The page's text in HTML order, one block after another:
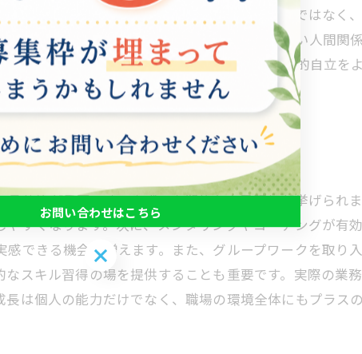
によると、自己成長はただのスキル向上だけではなく
のコミュニケーションにも活かされ、より良い人間関
得に留まらず、全体的な人間力を高め、職業的自立を
まることを忘れてはなりません。
体策が重要です。まず、定期的な自己評価が挙げられ
すくなります。次に、メンタリングやコーチングが有
できる機会が増えます。また、グループワークを取り
スキル習得の場を提供することも重要です。実際の業
は個人の能力だけでなく、職場の環境全体にもプラス
お問い合わせはこちら
お問い合わせはこちら